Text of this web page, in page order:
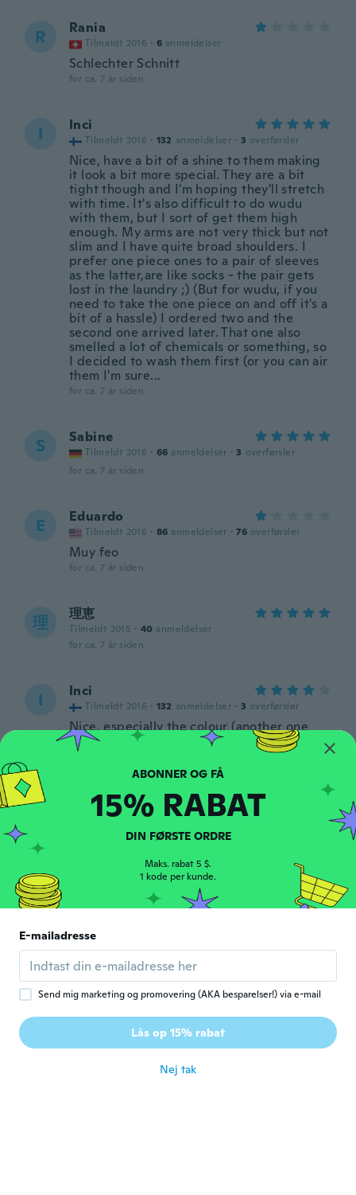
R Rania
Tilmeldt 2016 · 6 anmeldelser
Schlechter Schnitt
for ca. 7 år siden
I Inci
Tilmeldt 2016 · 132 anmeldelser · 3 overførsler
Nice, have a bit of a shine to them making
it look a bit more special. They are a bit
tight though and I'm hoping they'll stretch
with time. It's also difficult to do wudu
with them, but I sort of get them high
enough. My arms are not very thick but not
slim and I have quite broad shoulders. I
prefer one piece ones to a pair of sleeves
as the latter,are like socks - the pair gets
lost in the laundry ;) (But for wudu, if you
need to take the one piece on and off it's a
bit of a hassle) I ordered two and the
second one arrived later. That one also
smelled a lot of chemicals or something, so
I decided to wash them first (or you can air
them I'm sure...
for ca. 7 år siden
S Sabine
Tilmeldt 2016 · 66 anmeldelser · 3 overførsler
for ca. 7 år siden
E Eduardo
Tilmeldt 2016 · 86 anmeldelser · 76 overførsler
Muy feo
for ca. 7 år siden
理 理恵
Tilmeldt 2015 · 40 anmeldelser
for ca. 7 år siden
I Inci
Tilmeldt 2016 · 132 anmeldelser · 3 overførsler
Nice, especially the colour (another one
was the wrong colour but got a refund), a
bit tight
for ca. 7 år siden
Hammad
Tilmeldt 2015 · 1 anmeldelser
Rubina
for ca. 7 år siden
H Helen
Tilmeldt 2015 anmeldelser 2
Perfect for those who don’t want their
arms on show!
15% RABAT
DIN FØRSTE ORDRE
Maks. rabat 5 $.
1 kode per kunde.
E-mailadresse
Send mig marketing og promovering (AKA besparelser!) via e-mail
Lås op 15% rabat
Nej tak